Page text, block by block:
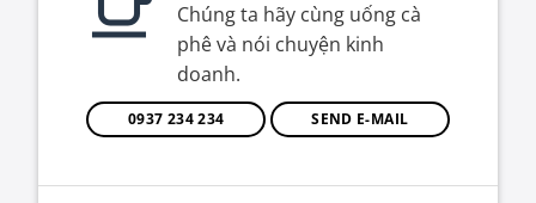
Chúng ta hãy cùng uống cà
phê và nói chuyện kinh
doanh.
0937 234 234 SEND E-MAIL